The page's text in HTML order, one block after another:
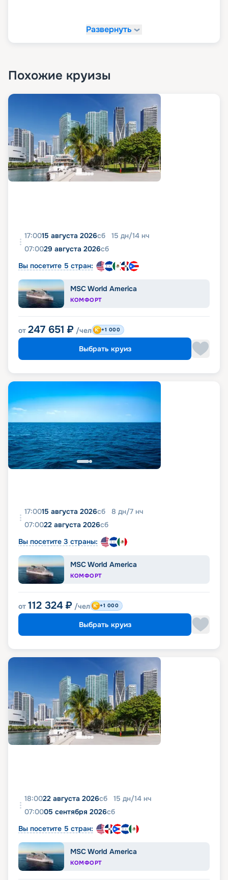
На сайте «Круиз.онлайн» рекомендуем купить
свой круиз мечты. У нас вы можете в
маршруты, схемы и планы палуб, описание,
расписание, характеристики и фото лайнера, а
также узнать цену круизов и прочитать отзывы
про них. Также на нашем сайте в пару кликов вы
можете оформить путевку в любое путешествие
в 2026 - 2027 гг. Рады напомнить, что благодаря
возможностям раннего бронирования вы
можете сделать ваше путешествие еще и
выгодным.
Развернуть
Похожие круизы
17:0015 августа 2026сб 15 дн/14 нч
07:0029 августа 2026сб
Вы посетите 5 стран:
MSC World America
КОМФОРТ
от 247 651 ₽ /чел +1 000
Выбрать круиз
17:0015 августа 2026сб 8 дн/7 нч
07:0022 августа 2026сб
Вы посетите 3 страны:
MSC World America
КОМФОРТ
от 112 324 ₽ /чел +1 000
Выбрать круиз
18:0022 августа 2026сб 15 дн/14 нч
07:0005 сентября 2026сб
Вы посетите 5 стран:
MSC World America
КОМФОРТ